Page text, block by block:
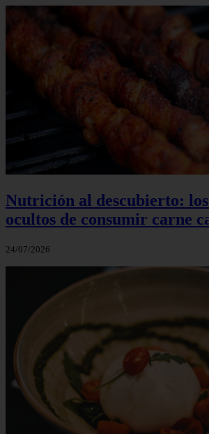
Nutrición al descubierto:
ocultos de consumir carne
24/07/2026